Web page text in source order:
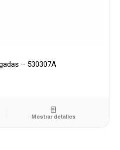
– 530307A
Mostrar detalles